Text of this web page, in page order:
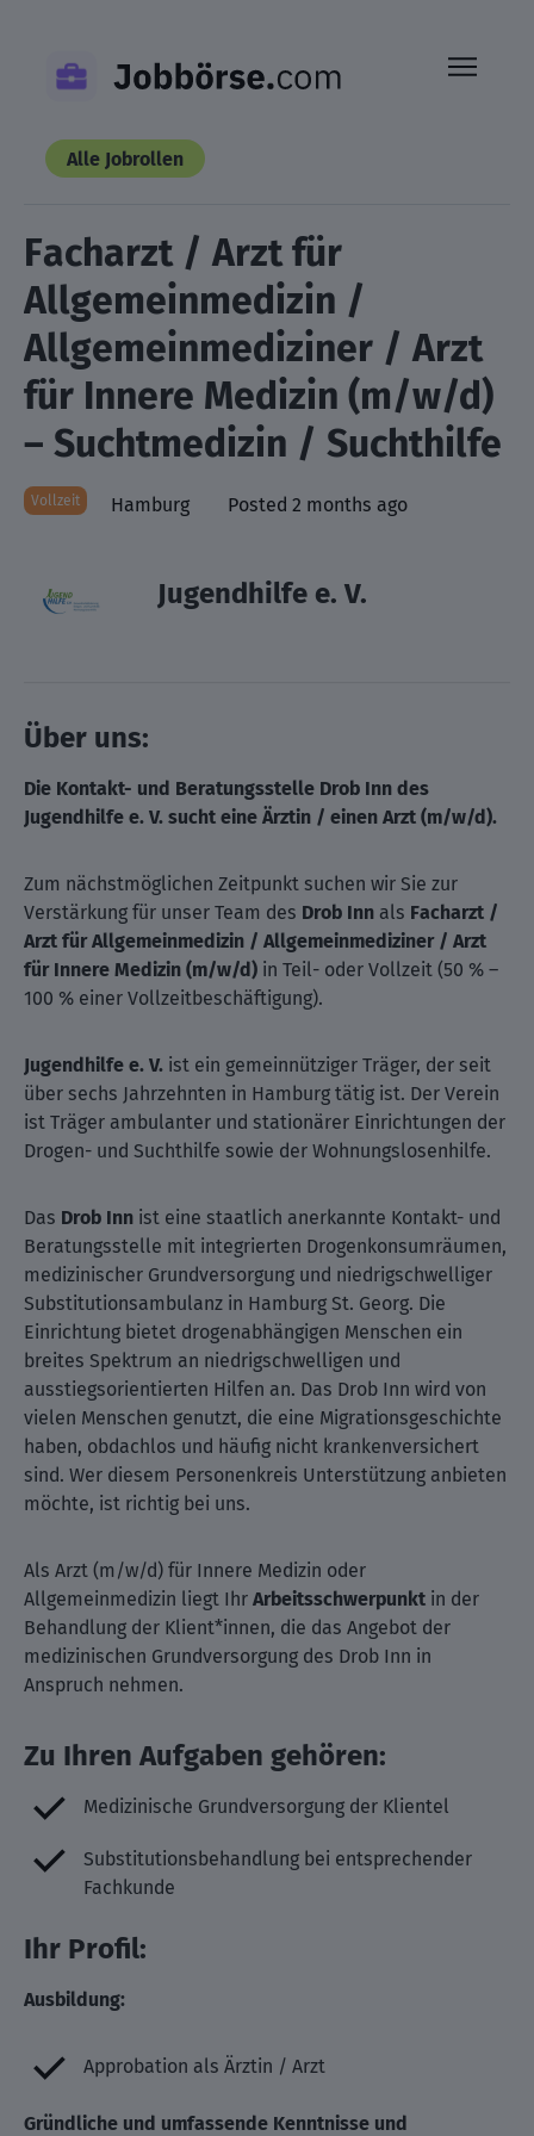
content
Alle Jobrollen
Facharzt / Arzt für
Allgemeinmedizin /
Allgemeinmediziner / Arzt
für Innere Medizin (m/w/d)
– Suchtmedizin / Suchthilfe
Vollzeit Hamburg Posted 2 months ago
Jugendhilfe e. V.
Über uns:
Die Kontakt- und Beratungsstelle Drob Inn des
Jugendhilfe e. V. sucht eine Ärztin / einen Arzt (m/w/d).
Zum nächstmöglichen Zeitpunkt suchen wir Sie zur
Verstärkung für unser Team des Drob Inn als Facharzt /
Arzt für Allgemeinmedizin / Allgemeinmediziner / Arzt
für Innere Medizin (m/w/d) in Teil- oder Vollzeit (50 % –
100 % einer Vollzeitbeschäftigung).
Jugendhilfe e. V. ist ein gemeinnütziger Träger, der seit
über sechs Jahrzehnten in Hamburg tätig ist. Der Verein
ist Träger ambulanter und stationärer Einrichtungen der
Drogen- und Suchthilfe sowie der Wohnungs­losenhilfe.
Das Drob Inn ist eine staatlich anerkannte Kontakt- und
Beratungsstelle mit integrierten Drogenkonsumräumen,
medizinischer Grundversorgung und niedrigschwelliger
Substitutionsambulanz in Hamburg St. Georg. Die
Einrichtung bietet drogenabhängigen Menschen ein
breites Spektrum an niedrigschwelligen und
ausstiegsorientierten Hilfen an. Das Drob Inn wird von
vielen Menschen genutzt, die eine Migrationsgeschichte
haben, obdachlos und häufig nicht krankenversichert
sind. Wer diesem Personenkreis Unterstützung anbieten
möchte, ist richtig bei uns.
Als Arzt (m/w/d) für Innere Medizin oder
Allgemeinmedizin liegt Ihr Arbeitsschwerpunkt in der
Behandlung der Klient*innen, die das Angebot der
medizinischen Grundversorgung des Drob Inn in
Anspruch nehmen.
Zu Ihren Aufgaben gehören:
Medizinische Grundversorgung der Klientel
Substitutionsbehandlung bei entsprechender
Fachkunde
Ihr Profil:
Ausbildung:
Approbation als Ärztin / Arzt
Gründliche und umfassende Kenntnisse und